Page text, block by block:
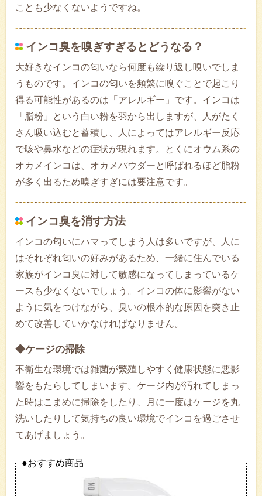
ことも少なくないようですね。
インコ臭を嗅ぎすぎるとどうなる？
大好きなインコの匂いなら何度も繰り返し嗅いでしま
うものです。インコの匂いを頻繁に嗅ぐことで起こり
得る可能性があるのは「アレルギー」です。インコは
「脂粉」という白い粉を羽から出しますが、人がたく
さん吸い込むと蓄積し、人によってはアレルギー反応
で咳や鼻水などの症状が現れます。とくにオウム系の
オカメインコは、オカメパウダーと呼ばれるほど脂粉
が多く出るため嗅ぎすぎには要注意です。
インコ臭を消す方法
インコの匂いにハマってしまう人は多いですが、人に
はそれぞれ匂いの好みがあるため、一緒に住んでいる
家族がインコ臭に対して敏感になってしまっているケ
ースも少なくないでしょう。インコの体に影響がない
ように気をつけながら、臭いの根本的な原因を突き止
めて改善していかなければなりません。
◆ケージの掃除
不衛生な環境では雑菌が繁殖しやすく健康状態に悪影
響をもたらしてしまいます。ケージ内が汚れてしまっ
た時はこまめに掃除をしたり、月に一度はケージを丸
洗いしたりして気持ちの良い環境でインコを過ごさせ
てあげましょう。
●おすすめ商品